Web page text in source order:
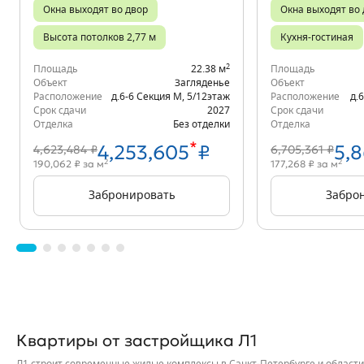
Окна выходят во двор
Высота потолков 2,77 м
Площадь 22.38 м2
Объект
Загляденье
Расположение
д.6-6 Секция М 5/12этаж
Срок сдачи
2027
Отделка
Без отделки
4,623,484 ₽4,253,605*₽
190,062 ₽ за м2
Забронировать
Окна выходят во
Кухня-гостиная
Площадь
Объект
Расположение
Срок сдачи
Отделка
6,705,361 ₽
177,268 ₽ за м2
Квартиры от застройщика Л1